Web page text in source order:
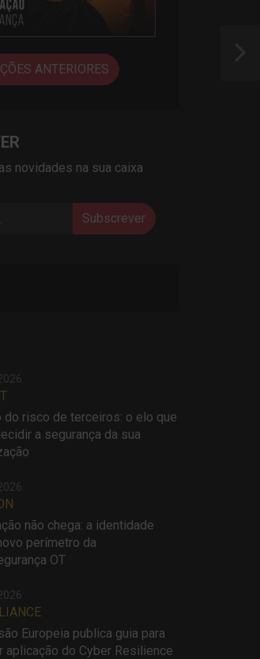
ANTERIORES
novidades na sua caixa
Subscrever
do risco de terceiros: o elo que
a segurança da sua
não chega: a identidade
perímetro da
OT
Europeia publica guia para
aplicação do Cyber Resilience